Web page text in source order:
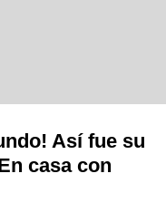
Así fue su
casa con